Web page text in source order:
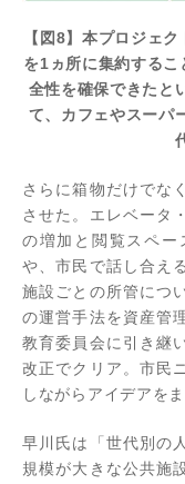
【図8】本プロジェ
を1ヵ所に集約する
全性を確保できたと
て、カフェやスーパ
さらに箱物だけでな
させた。エレベータ
の増加と閲覧スペー
や、市民で話し合え
施設ごとの所管につ
の運営手法を資産管
教育委員会に引き継
改正でクリア。市民
しながらアイデアを
早川氏は「世代別の
規模が大きな公共施